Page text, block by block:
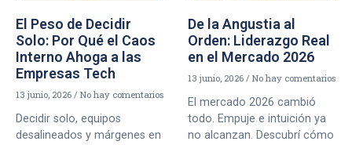
El Peso de Decidir
Solo: Por Qué el Caos
Interno Ahoga a las
Empresas Tech
13 junio, 2026 No hay comentarios
Decidir solo, equipos
desalineados y márgenes en
De la Angustia al
Orden: Liderazgo Real
en el Mercado 2026
13 junio, 2026 No hay comentarios
El mercado 2026 cambió
todo. Empuje e intuición ya
no alcanzan. Descubrí cómo